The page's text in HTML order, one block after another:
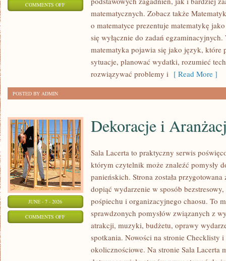
COMMENTS OFFON
MATEMATYKAmatematycznych. Zobacz także
o matematyce prezentuje matematykę
się wyłącznie do zadań
matematyka pojawia się jako język, które
sytuacje, planować wydatki, rozumieć
rozwiązywać problemy i [ Read More ]
POSTED BY ADMIN
JUNE - 7 - 2026
COMMENTS OFFON
DEKORACJE
ARANŻACJE
Dekoracje i
Sala Lacerta to praktyczny serwis
którym czytelnik może znaleźć pomysły
panieńskich. Strona została
dopiąć wydarzenie w sposób
pośpiechu i organizacyjnego chaosu. To
sprawdzonych pomysłów związanych z
atrakcji, muzyki, budżetu, oprawy
spotkania. Nowości na stronie Checklisty
okolicznościowe. Na stronie Sala Lacerta